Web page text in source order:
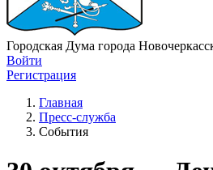
Городская Дума города
Войти
Регистрация
Главная
Пресс-служба
События